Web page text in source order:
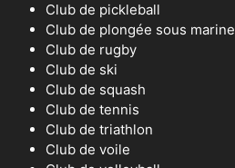
Club de pickleball
Club de plongée sous marine
Club de rugby
Club de ski
Club de squash
Club de tennis
Club de triathlon
Club de voile